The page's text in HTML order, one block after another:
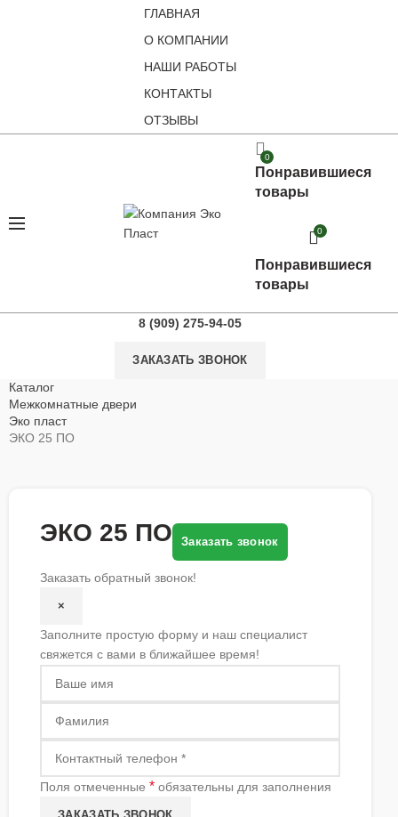
ГЛАВНАЯ
О КОМПАНИИ
НАШИ РАБОТЫ
КОНТАКТЫ
ОТЗЫВЫ
0
Понравившиеся
товары
0
Понравившиеся
товары
8 (909) 275-94-05
ЗАКАЗАТЬ ЗВОНОК
Каталог
Межкомнатные двери
Эко пласт
ЭКО 25 ПО
ЭКО 25 ПО Заказать звонок
Заказать обратный звонок!
×
Заполните простую форму и наш специалист
свяжется с вами в ближайшее время!
Поля отмеченные * обязательны для заполнения